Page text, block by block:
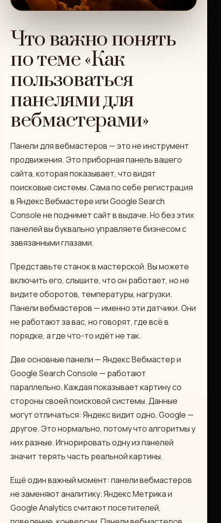
Что важно понять
по теме «Как
пользоваться
панелями для
вебмастерами»
Панели для вебмастеров — это не инструмент
продвижения. Это приборная панель вашего
сайта, которая показывает, что видят
поисковые системы. Сама по себе регистрация
в Яндекс Вебмастере или Google Search
Console не поднимет сайт в выдаче. Но без этих
панелей вы буквально управляете бизнесом с
завязанными глазами.
Представьте станок в мастерской. Вы можете
включить его, слышите, что он работает, но не
видите оборотов, температуры, нагрузки.
Панели вебмастеров — именно эти датчики. Они
не работают за вас, но говорят, где всё в
порядке, а где что-то идёт не так.
Две основные панели — Яндекс Вебмастер и
Google Search Console — работают
параллельно. Каждая показывает картину со
стороны своей поисковой системы. Данные
могут отличаться: Яндекс видит одно, Google —
другое. Это нормально, потому что алгоритмы у
них разные. Игнорировать одну из панелей
значит терять часть реальной картины.
Ещё один важный момент: панели вебмастеров
не заменяют аналитику. Яндекс Метрика и
Google Analytics считают посетителей,